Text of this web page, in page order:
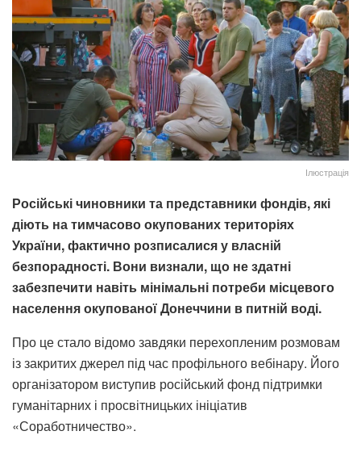
Ілюстрація
Російські чиновники та представники фондів, які
діють на тимчасово окупованих територіях
України, фактично розписалися у власній
безпорадності. Вони визнали, що не здатні
забезпечити навіть мінімальні потреби місцевого
населення окупованої Донеччини в питній воді.
Про це стало відомо завдяки перехопленим розмовам
із закритих джерел під час профільного вебінару. Його
організатором виступив російський фонд підтримки
гуманітарних і просвітницьких ініціатив
«Соработничество».